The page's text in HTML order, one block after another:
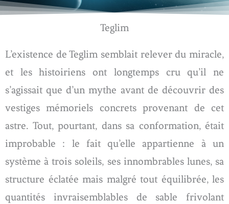
Teglim
L’existence de Teglim semblait relever du miracle,
et les histoiriens ont longtemps cru qu’il ne
s’agissait que d’un mythe avant de découvrir des
vestiges mémoriels concrets provenant de cet
astre. Tout, pourtant, dans sa conformation, était
improbable : le fait qu’elle appartienne à un
système à trois soleils, ses innombrables lunes, sa
structure éclatée mais malgré tout équilibrée, les
quantités invraisemblables de sable frivolant